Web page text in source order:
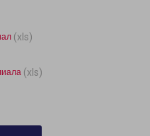
(xls)
(xls)